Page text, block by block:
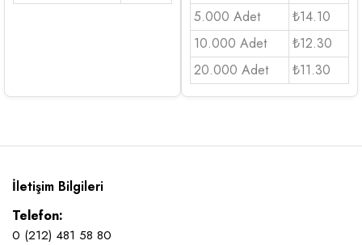
5.000 Adet
₺14.10
10.000 Adet
₺12.30
20.000 Adet
₺11.30
İletişim Bilgileri
Telefon:
0 (212) 481 58 80